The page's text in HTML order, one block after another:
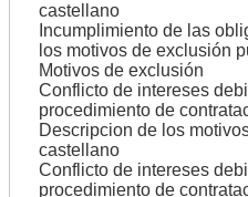
castellano
Incumplimiento de las
los motivos de exclusión
Motivos de exclusión
Conflicto de intereses
procedimiento de
Descripcion de los
castellano
Conflicto de intereses
procedimiento de